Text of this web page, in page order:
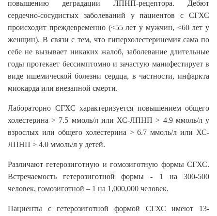
повышению деградации ЛПНП-рецептора. Дебют
сердечно-сосудистых заболеваний у пациентов с СГХС
происходит преждевременно (<55 лет у мужчин, <60 лет у
женщин). В связи с тем, что гиперхолестеринемия сама по
себе не вызывает никаких жалоб, заболевание длительные
годы протекает бессимптомно и зачастую манифестирует в
виде ишемической болезни сердца, в частности, инфаркта
миокарда или внезапной смерти.
Лабораторно СГХС характеризуется повышением общего
холестерина > 7.5 ммоль/л или ХС-ЛПНП > 4.9 ммоль/л у
взрослых или общего холестерина > 6.7 ммоль/л или ХС-
ЛПНП > 4.0 ммоль/л у детей.
Различают гетерозиготную и гомозиготную формы СГХС.
Встречаемость гетерозиготной формы - 1 на 300-500
человек, гомозиготной – 1 на 1,000,000 человек.
Пациенты с гетерозиготной формой СГХС имеют 13-